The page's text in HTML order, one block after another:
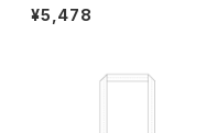
¥5,478